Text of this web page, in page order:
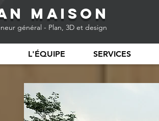
Maison
général - Plan, 3D et design
L'ÉQUIPE SERVICES